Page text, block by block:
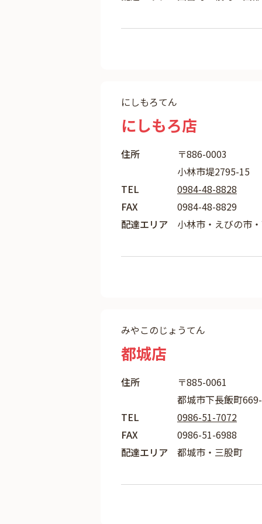
にしもろてん
にしもろ店
住所
〒886-0003
小林市堤2795-15
TEL
0984-48-8828
FAX
0984-48-8829
配達エリア
小林市・えびの市
みやこのじょうてん
都城店
住所
〒885-0061
都城市下長飯町
TEL
0986-51-7072
FAX
0986-51-6988
配達エリア
都城市・三股町